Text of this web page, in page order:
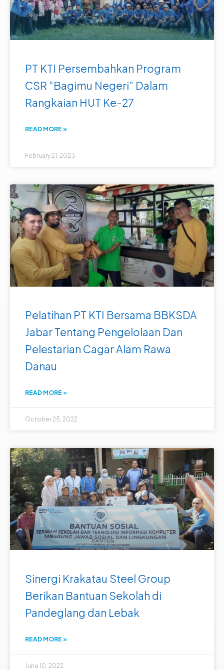
PT KTI Persembahkan Program
CSR “Bagimu Negeri” Dalam
Rangkaian HUT Ke-27
READ MORE »
February 21, 2023
Pelatihan PT KTI Bersama BBKSDA
Jabar Tentang Pengelolaan Dan
Pelestarian Cagar Alam Rawa
Danau
READ MORE »
October 25, 2022
Sinergi Krakatau Steel Group
Berikan Bantuan Sekolah di
Pandeglang dan Lebak
READ MORE »
June 10, 2022